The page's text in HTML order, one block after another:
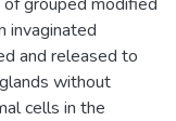
invaginated
and released to
without
cells in the